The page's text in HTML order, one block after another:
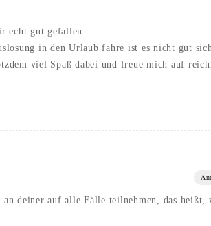
echt gut gefallen.
in den Urlaub fahre ist es nicht gut sich
viel Spaß dabei und freue mich auf
deiner auf alle Fälle teilnehmen, das heißt,